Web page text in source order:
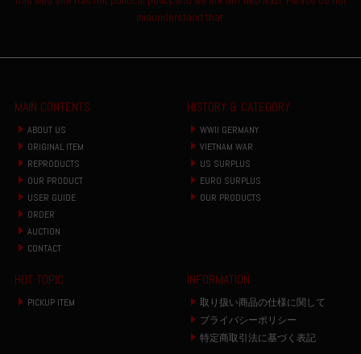
misunderstand that.
MAIN CONTENTS
ABOUT US
ORIGINAL ITEM
REPRODUCTS
OUR PRODUCT
USER GUIDE
ORDER
AUCTION
CONTACT
HISTORY & CATEGORY
WWII GERMANY
VIETNAM WAR
US SURPLUS
EURO SURPLUS
OUR PRODUCTS
HOT TOPIC
PICKUP ITEM
INFORMATION
取り扱い商品の仕様に関して
プライバシーポリシー
特定商取引法に基づく表記